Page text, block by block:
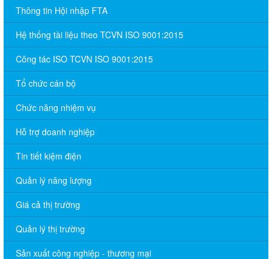
Thông tin Hội nhập FTA
Hệ thống tài liệu theo TCVN ISO 9001:2015
Công tác ISO TCVN ISO 9001:2015
Tổ chức cán bộ
Chức năng nhiệm vụ
Hỗ trợ doanh nghiệp
Tin tiết kiệm điện
Quản lý năng lượng
Giá cả thị trường
Quản lý thị trường
Sản xuất công nghiệp - thương mại